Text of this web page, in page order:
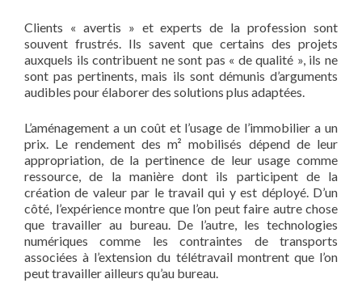
Clients « avertis » et experts de la profession sont
souvent frustrés. Ils savent que certains des projets
auxquels ils contribuent ne sont pas « de qualité », ils ne
sont pas pertinents, mais ils sont démunis d’arguments
audibles pour élaborer des solutions plus adaptées.
L’aménagement a un coût et l’usage de l’immobilier a un
prix. Le rendement des m² mobilisés dépend de leur
appropriation, de la pertinence de leur usage comme
ressource, de la manière dont ils participent de la
création de valeur par le travail qui y est déployé. D’un
côté, l’expérience montre que l’on peut faire autre chose
que travailler au bureau. De l’autre, les technologies
numériques comme les contraintes de transports
associées à l’extension du télétravail montrent que l’on
peut travailler ailleurs qu’au bureau.